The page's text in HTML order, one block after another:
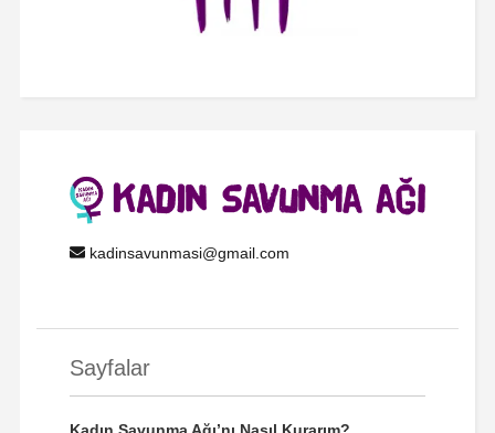
kadinsavunmasi@gmail.com
Sayfalar
Kadın Savunma Ağı’nı Nasıl Kurarım?